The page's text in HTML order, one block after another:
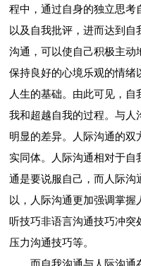
程中，通过自身的独立思考
以及自我批评，进而达到
沟通，可以使自己积极主动
保持良好的心境乐观的情绪
人生的基础。由此可见，
我和超越自我的过程。与人
明显的差异。人际沟通的双
实同体。人际沟通相对于自
通是要说服自己，而人际沟
以，人际沟通更加强调掌
听技巧非语言沟通技巧冲
压力沟通技巧等。
而自我沟通与人际沟通